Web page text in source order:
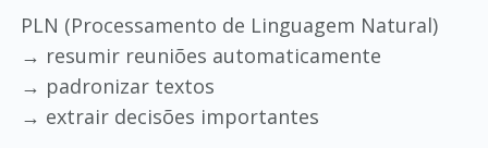
PLN (Processamento de Linguagem Natural)
→ resumir reuniões automaticamente
→ padronizar textos
→ extrair decisões importantes